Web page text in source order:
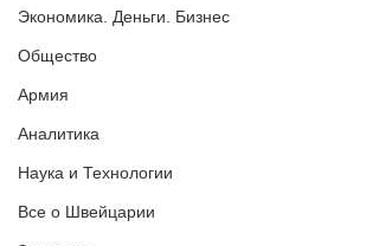
Экономика. Деньги. Бизнес
Общество
Армия
Аналитика
Наука и Технологии
Все о Швейцарии